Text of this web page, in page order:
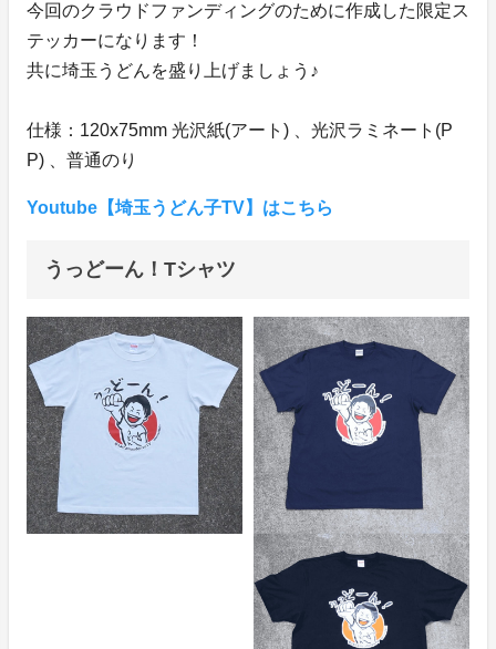
今回のクラウドファンディングのために作成した限定ス
テッカーになります！
共に埼玉うどんを盛り上げましょう♪
仕様：120x75mm 光沢紙(アート) 、光沢ラミネート(P
P) 、普通のり
Youtube【埼玉うどん子TV】はこちら
うっどーん！Tシャツ